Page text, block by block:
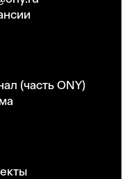
(часть ONY)